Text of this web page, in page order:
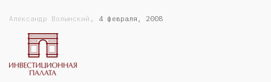
Александр Волынский , 4 февраля, 2008